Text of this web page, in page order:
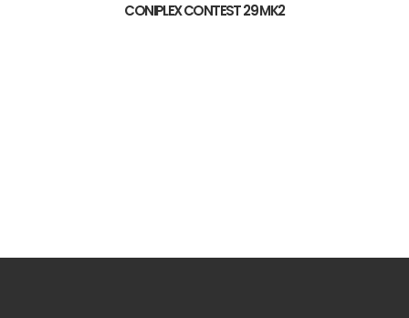
CONIPLEX CONTEST 29 MK2